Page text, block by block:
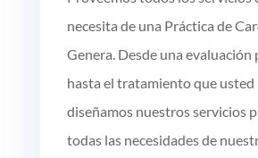
necesita de una Práctica de
Genera. Desde una evaluación
hasta el tratamiento que usted
diseñamos nuestros servicios
todas las necesidades de